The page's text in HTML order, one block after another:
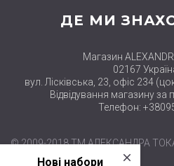
ДЕ МИ
Магазин
02167
вул. Лісківська, 23, офіс 234
Відвідування магазину
Телефон:
© 2009-2018 ТМ АЛЕКСАНДРА
Нові набори close